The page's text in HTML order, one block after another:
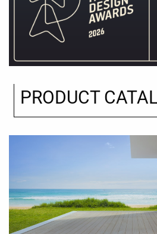
PRODUCT